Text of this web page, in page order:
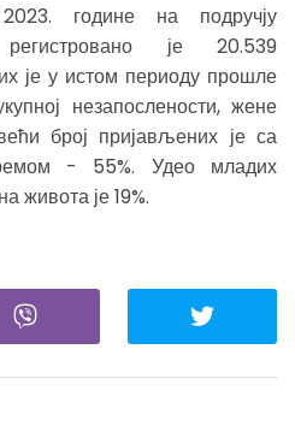
године на подручју
је 20.539
је у истом периоду прошле
незапослености, жене
број пријављених је са
- 55%. Удео младих
живота је 19%.